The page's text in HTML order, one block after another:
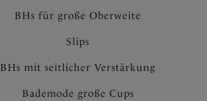
BHs für große Oberweite
Slips
BHs mit seitlicher Verstärkung
Bademode große Cups